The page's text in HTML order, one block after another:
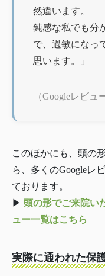
然違います。
鈍感な私でも分
で、過敏になっ
思います。」
（Googleレビュ
このほかにも、頭の
ら、多くのGoogleレ
ております。
▶︎ 頭の形でご来院い
ュー一覧はこちら
実際に通われた保